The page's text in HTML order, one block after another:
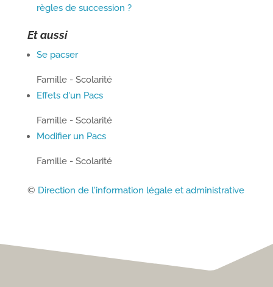
règles de succession ?
Et aussi
Se pacser
Famille - Scolarité
Effets d'un Pacs
Famille - Scolarité
Modifier un Pacs
Famille - Scolarité
© Direction de l'information légale et administrative